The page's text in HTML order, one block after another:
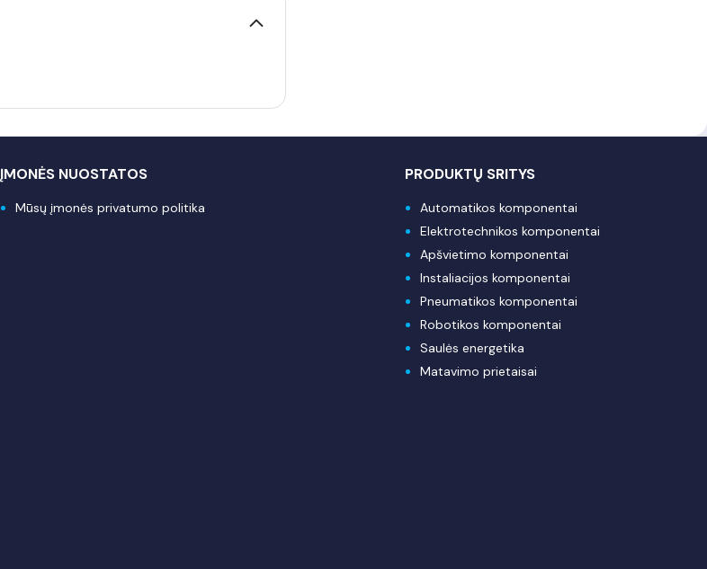
ĮMONĖS NUOSTATOS
Mūsų įmonės privatumo politika
PRODUKTŲ SRITYS
Automatikos komponentai
Elektrotechnikos komponentai
Apšvietimo komponentai
Instaliacijos komponentai
Pneumatikos komponentai
Robotikos komponentai
Saulės energetika
Matavimo prietaisai